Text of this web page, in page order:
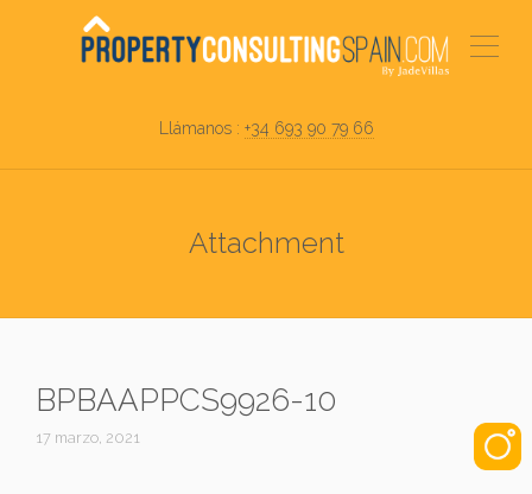
Llámanos : +34 693 90 79 66
Attachment
BPBAAPPCS9926-10
17 marzo, 2021